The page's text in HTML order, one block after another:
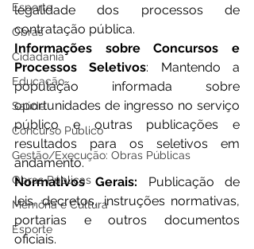
Esporte
Obras
Cidadania
Educação
Saúde
Concurso Público
Gestão/Execução: Obras Públicas
Obras Públicas
Memória e Cultura
Esporte
legalidade dos processos de
contratação pública.
Informações sobre Concursos e
Processos Seletivos: Mantendo a
população informada sobre
oportunidades de ingresso no serviço
público e outras publicações e
resultados para os seletivos em
andamento.
Normativos Gerais: Publicação de
leis, decretos, instruções normativas,
portarias e outros documentos
oficiais.